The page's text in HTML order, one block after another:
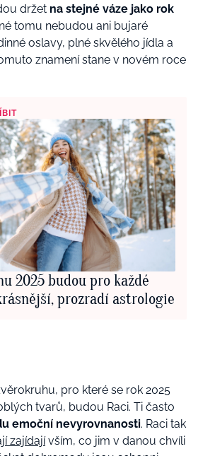
držet na stejné váze jako rok
tomu nebudou ani bujaré
oslavy, plné skvělého jídla a
znamení stane v novém roce
2025 budou pro každé
prozradí astrologie
pro které se rok 2025
tvarů, budou Raci. Ti často
emoční nevyrovnanosti. Raci tak
zajídajívším, co jim v danou chvíli